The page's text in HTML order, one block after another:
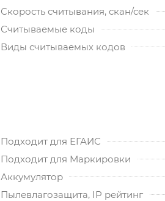
Скорость считывания, скан/сек
Считываемые коды
Виды считываемых кодов
Подходит для ЕГАИС
Подходит для Маркировки
Аккумулятор
Пылевлагозащита, IP рейтинг